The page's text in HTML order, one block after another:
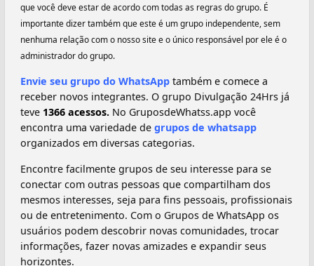
que você deve estar de acordo com todas as regras do grupo. É
importante dizer também que este é um grupo independente, sem
nenhuma relação com o nosso site e o único responsável por ele é o
administrador do grupo.
Envie seu grupo do WhatsApp também e comece a
receber novos integrantes. O grupo Divulgação 24Hrs já
teve 1366 acessos. No GruposdeWhatss.app você
encontra uma variedade de grupos de whatsapp
organizados em diversas categorias.
Encontre facilmente grupos de seu interesse para se
conectar com outras pessoas que compartilham dos
mesmos interesses, seja para fins pessoais, profissionais
ou de entretenimento. Com o Grupos de WhatsApp os
usuários podem descobrir novas comunidades, trocar
informações, fazer novas amizades e expandir seus
horizontes.